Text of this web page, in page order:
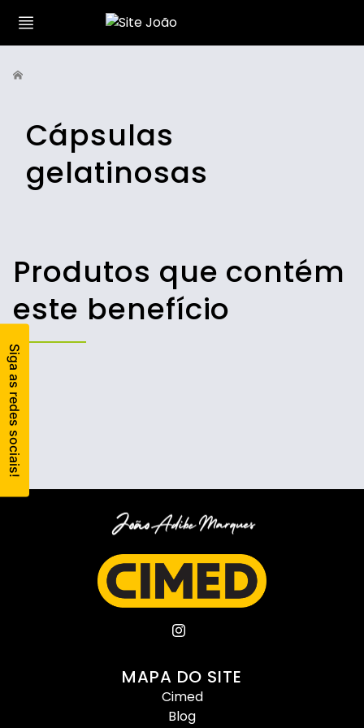
Cápsulas
gelatinosas
Produtos que contém
este benefício
MAPA DO SITE
Cimed
Blog